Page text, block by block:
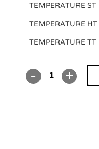
TEMPERATURE ST
TEMPERATURE HT
TEMPERATURE TT
DR/SC02000U